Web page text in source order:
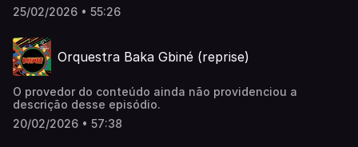
25/02/2026 • 55:26
Orquestra Baka Gbiné (reprise)
O provedor do conteúdo ainda não providenciou a
descrição desse episódio.
20/02/2026 • 57:38